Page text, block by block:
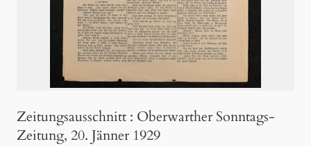
Zeitungsausschnitt : Oberwarther Sonntags-
Zeitung, 20. Jänner 1929